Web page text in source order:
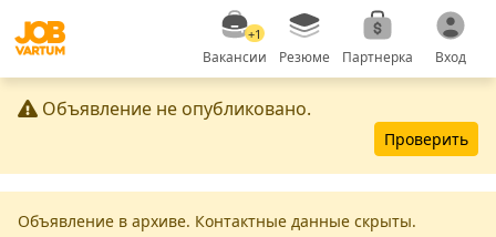
+1
Вакансии Резюме Партнерка Вход
Объявление не опубликовано.
Проверить
Объявление в apxивe. Контактные данные скрыты.